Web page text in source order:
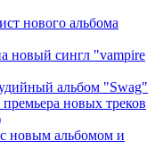
нового альбома
новый сингл "vampire
альбом "Swag"
новых треков
новым альбомом и